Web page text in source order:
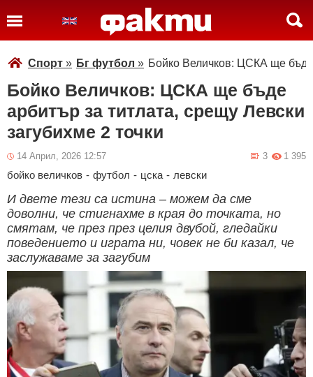
Спорт » Бг футбол » Бойко Величков: ЦСКА ще бъде
Бойко Величков: ЦСКА ще бъде
арбитър за титлата, срещу Левски
загубихме 2 точки
14 Април, 2026 12:57 1 395
3
бойко величков - футбол - цска - левски
И двете тези са истина – можем да сме
доволни, че стигнахме в края до точката, но
смятам, че през през целия двубой, гледайки
поведението и играта ни, човек не би казал, че
заслужаваме за загубим